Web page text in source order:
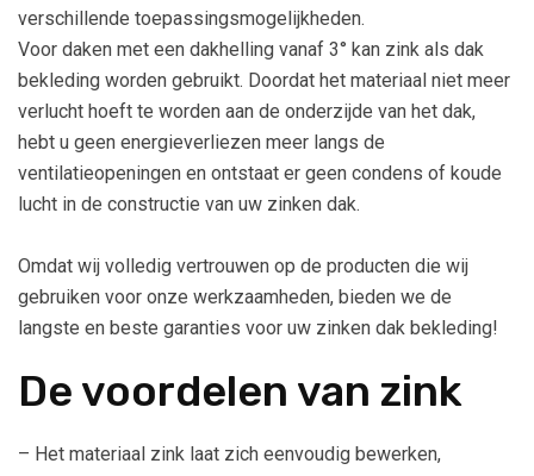
verschillende toepassingsmogelijkheden.
Voor daken met een dakhelling vanaf 3° kan zink als dak
bekleding worden gebruikt. Doordat het materiaal niet meer
verlucht hoeft te worden aan de onderzijde van het dak,
hebt u geen energieverliezen meer langs de
ventilatieopeningen en ontstaat er geen condens of koude
lucht in de constructie van uw zinken dak.
Omdat wij volledig vertrouwen op de producten die wij
gebruiken voor onze werkzaamheden, bieden we de
langste en beste garanties voor uw zinken dak bekleding!
De voordelen van zink
– Het materiaal zink laat zich eenvoudig bewerken,